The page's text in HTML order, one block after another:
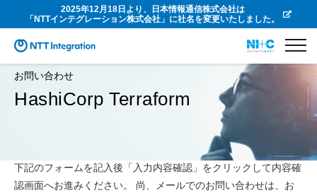
2025年12月18日より、日本情報通信株式会社は
「NTTインテグレーション株式会社」に社名を変更いたしました。
お問い合わせ
HashiCorp Terraform
下記のフォームを記入後「入力内容確認」をクリックして内容確
認画面へお進みください。 尚、メールでのお問い合わせは、お